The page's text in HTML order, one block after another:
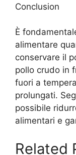
Conclusion
È
alimentare
conservare il
pollo crudo in
fuori a
prolungati.
possibile
alimentari e
Related